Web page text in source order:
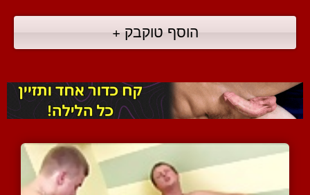
הוסף טוקבק +